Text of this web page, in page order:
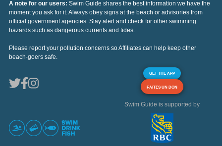
A note for our users: Swim Guide shares the best information we have the
moment you ask for it. Always obey signs at the beach or advisories from
official government agencies. Stay alert and check for other swimming
hazards such as dangerous currents and tides.
Please report your pollution concerns so Affiliates can help keep other
beach-goers safe.
GET THE APP
FAITES UN DON
Swim Guide is supported by